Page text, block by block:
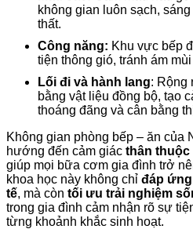
không gian luôn sạch,
thất.
Công năng: Khu vực bếp
tiện thông gió, tránh ám
Lối đi và hành lang: Rộng
bằng vật liệu đồng bộ, tạo
thoáng đãng và cân bằng
Không gian phòng bếp – ăn của
hướng đến cảm giác thân thuộc
giúp mọi bữa cơm gia đình trở
khoa học này không chỉ đáp
tế, mà còn tối ưu trải nghiệm
trong gia đình cảm nhận rõ sự
từng khoảnh khắc sinh hoạt.